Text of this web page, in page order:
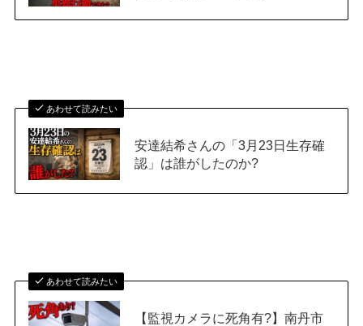
あわせて読みたい
安達結希さんの「3月23日生存確
認」は誰がしたのか?
あわせて読みたい
【監視カメラに死角有?】南丹市